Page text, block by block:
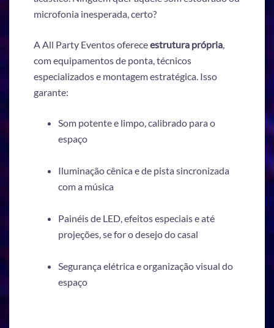
microfonia inesperada, certo?
A All Party Eventos ofereceestrutura própria,
com equipamentos de ponta, técnicos
especializados e montagem estratégica. Isso
garante:
Som potente e limpo, calibrado para o
espaço
Iluminação cênica e de pista sincronizada
com a música
Painéis de LED, efeitos especiais e até
projeções, se for o desejo do casal
Segurança elétrica e organização visual do
espaço